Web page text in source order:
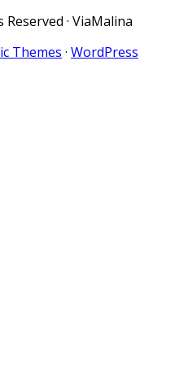
· ViaMalina
Themes · WordPress